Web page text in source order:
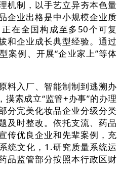
机制，以手艺立异夯本色量
企业出格是中小规模企业质
在全国构成至多50个可复
和企业成长典型经验。通过
案例、开展“企业家上”等体
入厂、智能制制到逃溯办
索成立“监管+办事”的办理
分完美化妆品企业分级分类
及时整改。依托支流、药品
传优良企业和先辈案例，充
统文化，1.研究质量系统运
品监管部分按照本行政区财